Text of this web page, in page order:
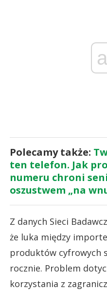
Polecamy także:
ten telefon. Jak
numeru chroni
oszustwem „na
Z danych Sieci
że luka między
produktów cyfrowych
rocznie. Problem
korzystania z